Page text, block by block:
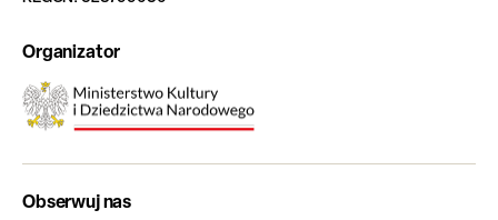
Organizator
Obserwuj nas